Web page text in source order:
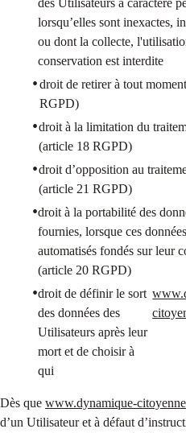
des Utilisateurs à caractère
lorsqu’elles sont inexactes,
ou dont la collecte,
conservation est interdite
droit de retirer à tout
RGPD)
droit à la limitation du
(article 18 RGPD)
droit d’opposition au
(article 21 RGPD)
droit à la portabilité des
fournies, lorsque ces
automatisés fondés sur leur
(article 20 RGPD)
droit de définir le sort
des données des
Utilisateurs après leur
mort et de choisir à
qui
Dès que www.dynamique-
d’un Utilisateur et à défaut